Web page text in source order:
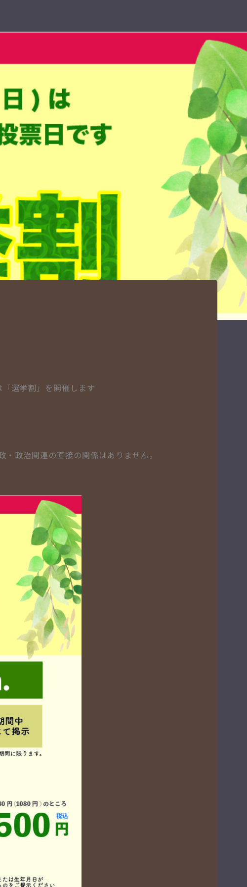
選挙割」を開催します
政治関連の直接の関係はありません。